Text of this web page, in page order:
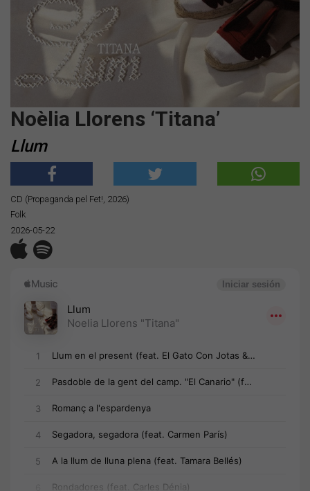
Noèlia Llorens ‘Titana’
Llum
CD (Propaganda pel Fet!, 2026)
Folk
2026-05-22